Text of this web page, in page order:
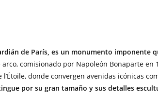
de París, es un monumento imponente
arco, comisionado por Napoleón Bonaparte
donde convergen avenidas icónicas
por su gran tamaño y sus detalles